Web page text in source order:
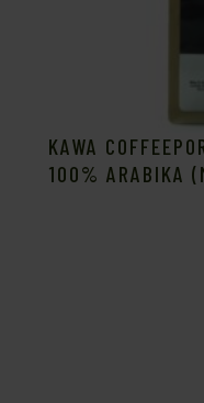
KAWA
100% ARABIKA